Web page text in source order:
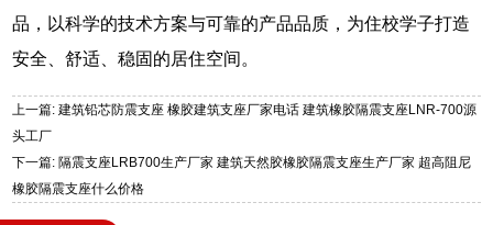
品，以科学的技术方案与可靠的产品品质，为住校学子打造
安全、舒适、稳固的居住空间。
上一篇: 建筑铅芯防震支座 橡胶建筑支座厂家电话 建筑橡胶隔震支座LNR-700源
头工厂
下一篇: 隔震支座LRB700生产厂家 建筑天然胶橡胶隔震支座生产厂家 超高阻尼
橡胶隔震支座什么价格